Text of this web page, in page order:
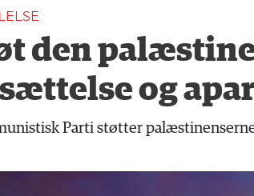
den
og
Parti støtter